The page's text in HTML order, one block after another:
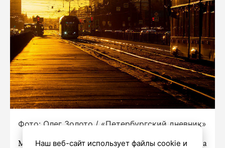
Фото: Олег Золото / «Петербургский дневник»
Магнитная буря, которую вызвала вспышка на
Наш веб-сайт использует файлы cookie и